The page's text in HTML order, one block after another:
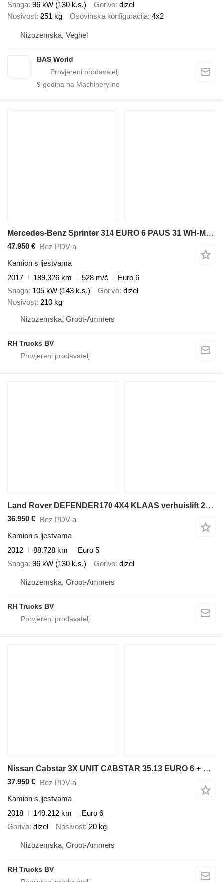
Snaga 96 kW (130 k.s.) Gorivo dizel
Nosivost 251 kg Osovinska konfiguracija 4x2
Nizozemska, Veghel
BAS World
9 godina na Machineryline
Mercedes-Benz Sprinter 314 EURO 6 PAUS 31 WH-M 2017 ONLY 528 HOURS
47.950 € Bez PDV-a
Kamion s ljestvama
2017
189.326 km 528 m/č
Euro 6
Snaga 105 kW (143 k.s.) Gorivo dizel
Nosivost 210 kg
Nizozemska, Groot-Ammers
RH Trucks BV
Land Rover DEFENDER170 4X4 KLAAS verhuislift 21 meter
36.950 € Bez PDV-a
Kamion s ljestvama
2012
88.728 km
Euro 5
Snaga 96 kW (130 k.s.) Gorivo dizel
Nizozemska, Groot-Ammers
RH Trucks BV
Nissan Cabstar 3X UNIT CABSTAR 35.13 EURO 6 + LIFT 25 METER + REMOTE CO
37.950 € Bez PDV-a
Kamion s ljestvama
2018
149.212 km
Euro 6
Gorivo dizel Nosivost 20 kg
Nizozemska, Groot-Ammers
RH Trucks BV